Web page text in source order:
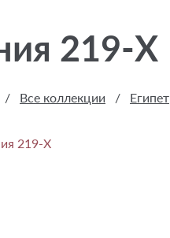
219-X
/ Все коллекции / Египет